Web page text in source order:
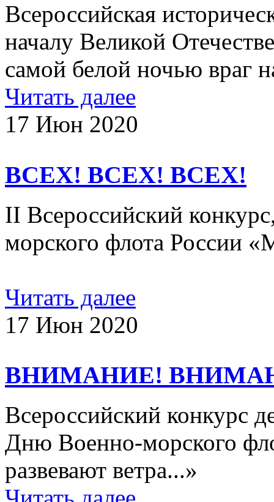
Всероссийская
началу Великой
самой белой ночью
Читать далее
17 Июн 2020
ВСЕХ! ВСЕХ! ВСЕХ!
II Всероссийский
морского флота России
Читать далее
17 Июн 2020
ВНИМАНИЕ!
Всероссийский конкурс
Дню Военно-морского
развевают ветра...»